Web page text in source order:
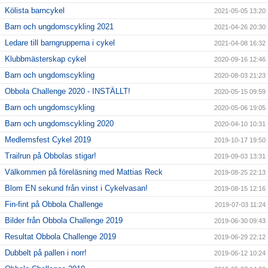
Kölista barncykel 2021-05-05 13:20
Barn och ungdomscykling 2021 2021-04-26 20:30
Ledare till barngrupperna i cykel 2021-04-08 16:32
Klubbmästerskap cykel 2020-09-16 12:46
Barn och ungdomscykling 2020-08-03 21:23
Obbola Challenge 2020 - INSTÄLLT! 2020-05-15 09:59
Barn och ungdomscykling 2020-05-06 19:05
Barn och ungdomscykling 2020 2020-04-10 10:31
Medlemsfest Cykel 2019 2019-10-17 19:50
Trailrun på Obbolas stigar! 2019-09-03 13:31
Välkommen på föreläsning med Mattias Reck 2019-08-25 22:13
Blom EN sekund från vinst i Cykelvasan! 2019-08-15 12:16
Fin-fint på Obbola Challenge 2019-07-03 11:24
Bilder från Obbola Challenge 2019 2019-06-30 09:43
Resultat Obbola Challenge 2019 2019-06-29 22:12
Dubbelt på pallen i norr! 2019-06-12 10:24